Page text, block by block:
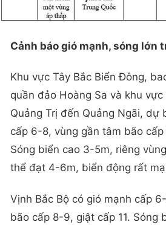
Cảnh báo gió mạnh, sóng lớn
Khu vực Tây Bắc Biển Đông,
quần đảo Hoàng Sa và khu
Quảng Trị đến Quảng Ngãi, dự
cấp 6-8, vùng gần tâm bão
Sóng biển cao 3-5m, riêng
thể đạt 4-6m, biển động rất
Vịnh Bắc Bộ có gió mạnh cấp
bão cấp 8-9, giật cấp 11. Sóng